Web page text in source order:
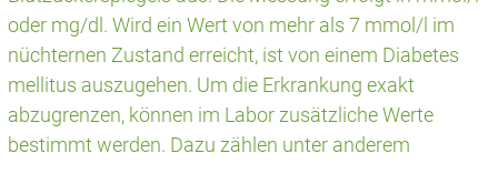
oder mg/dl. Wird ein Wert von mehr als 7 mmol/l im
nüchternen Zustand erreicht, ist von einem Diabetes
mellitus auszugehen. Um die Erkrankung exakt
abzugrenzen, können im Labor zusätzliche Werte
bestimmt werden. Dazu zählen unter anderem